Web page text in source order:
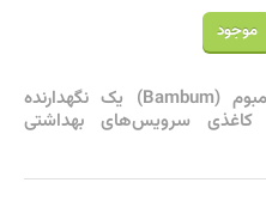
موجود
نگهدارنده حوله کاغذی مونتی بامبوم (Bambum) یک نگهدارنده
سرویس‌های بهداشتی